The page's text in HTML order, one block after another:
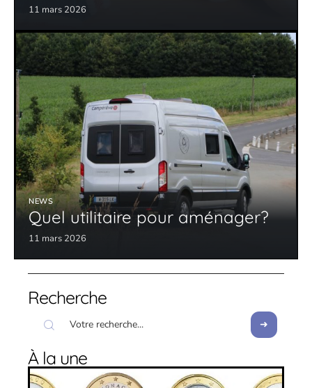
11 mars 2026
NEWS
Quel utilitaire pour aménager?
11 mars 2026
Recherche
À la une